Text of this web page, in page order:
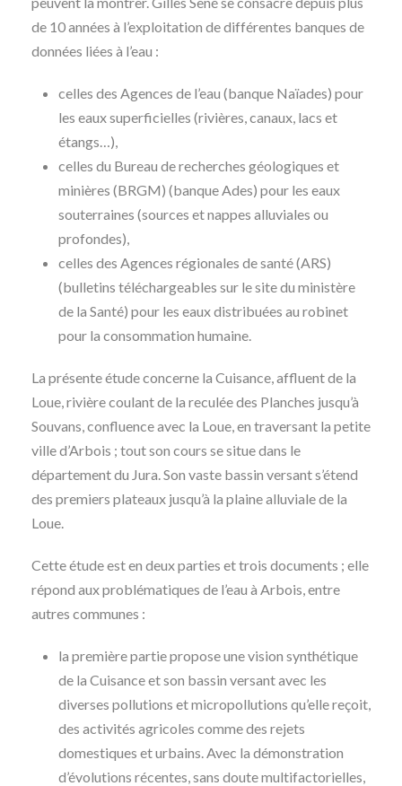
de 10 années à l’exploitation de différentes banques de
données liées à l’eau :
celles des Agences de l’eau (banque Naïades) pour
les eaux superficielles (rivières, canaux, lacs et
étangs…),
celles du Bureau de recherches géologiques et
minières (BRGM) (banque Ades) pour les eaux
souterraines (sources et nappes alluviales ou
profondes),
celles des Agences régionales de santé (ARS)
(bulletins téléchargeables sur le site du ministère
de la Santé) pour les eaux distribuées au robinet
pour la consommation humaine.
La présente étude concerne la Cuisance, affluent de la
Loue, rivière coulant de la reculée des Planches jusqu’à
Souvans, confluence avec la Loue, en traversant la petite
ville d’Arbois ; tout son cours se situe dans le
département du Jura. Son vaste bassin versant s’étend
des premiers plateaux jusqu’à la plaine alluviale de la
Loue.
Cette étude est en deux parties et trois documents ; elle
répond aux problématiques de l’eau à Arbois, entre
autres communes :
la première partie propose une vision synthétique
de la Cuisance et son bassin versant avec les
diverses pollutions et micropollutions qu’elle reçoit,
des activités agricoles comme des rejets
domestiques et urbains. Avec la démonstration
d’évolutions récentes, sans doute multifactorielles,